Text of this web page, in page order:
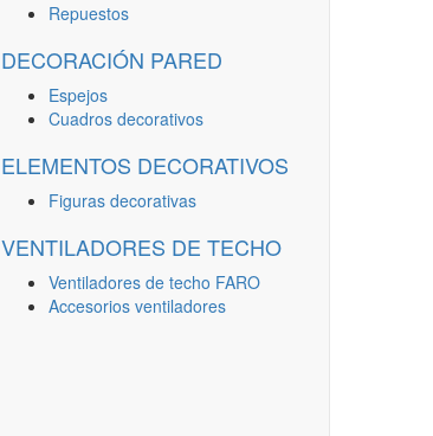
Repuestos
DECORACIÓN PARED
Espejos
Cuadros decorativos
ELEMENTOS DECORATIVOS
Figuras decorativas
VENTILADORES DE TECHO
Ventiladores de techo FARO
Accesorios ventiladores